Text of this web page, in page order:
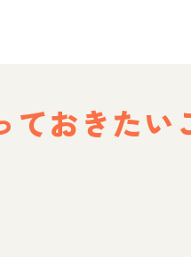
ておきたい